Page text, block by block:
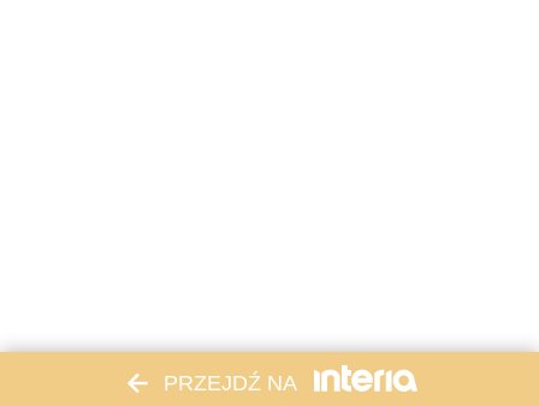
PRZEJDŹ NA